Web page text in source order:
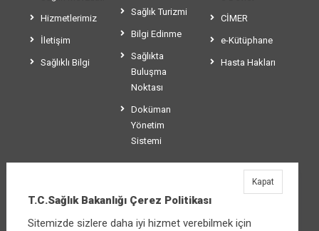
Hizmetlerimiz
İletişim
Sağlıklı Bilgi
Sağlık Turizmi
Bilgi Edinme
Sağlıkta
Buluşma
Noktası
Doküman
Yönetim
Sistemi
CİMER
e-Kütüphane
Hasta Hakları
T.C.Sağlık Bakanlığı
Üniversiteler Mahallesi Şehit Mehmet Bayraktar
Caddesi No:3 Çankaya/Ankara
T.C.Sağlık Bakanlığı Çerez Politikası
Sitemizde sizlere daha iyi hizmet verebilmek için
Kapat